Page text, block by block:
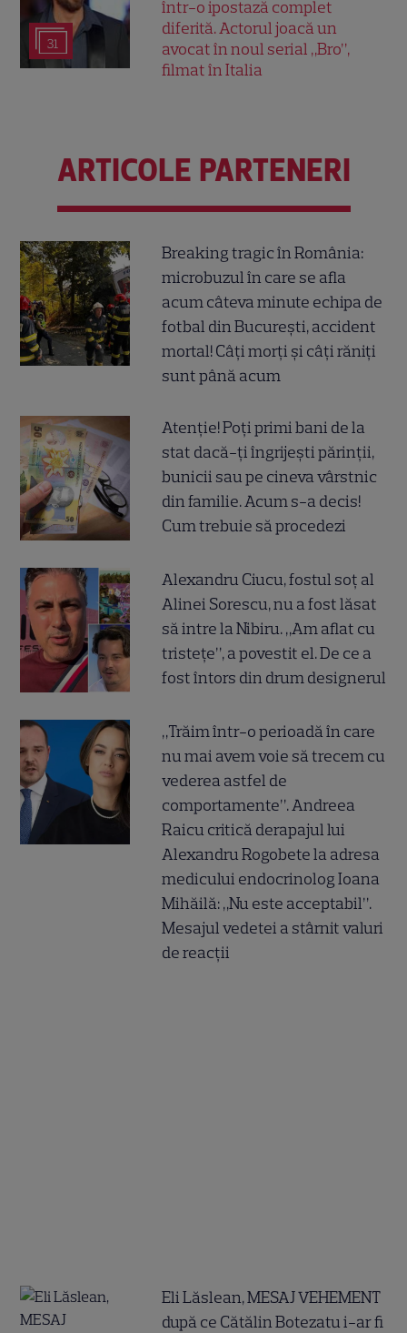
31
într-o ipostază complet
diferită. Actorul joacă un
avocat în noul serial „Bro”,
filmat în Italia
ARTICOLE PARTENERI
Breaking tragic în România:
microbuzul în care se afla
acum câteva minute echipa de
fotbal din București, accident
mortal! Câți morți și câți răniți
sunt până acum
Atenție! Poți primi bani de la
stat dacă-ți îngrijești părinții,
bunicii sau pe cineva vârstnic
din familie. Acum s-a decis!
Cum trebuie să procedezi
Alexandru Ciucu, fostul soț al
Alinei Sorescu, nu a fost lăsat
să intre la Nibiru. „Am aflat cu
tristețe”, a povestit el. De ce a
fost întors din drum designerul
„Trăim într-o perioadă în care
nu mai avem voie să trecem cu
vederea astfel de
comportamente”. Andreea
Raicu critică derapajul lui
Alexandru Rogobete la adresa
medicului endocrinolog Ioana
Mihăilă: „Nu este acceptabil”.
Mesajul vedetei a stârnit valuri
de reacții
Eli Lăslean, MESAJ VEHEMENT
după ce Cătălin Botezatu i-ar fi